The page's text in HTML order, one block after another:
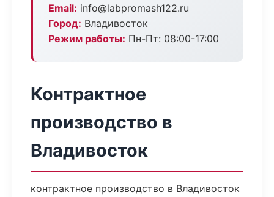
Email: info@labpromash122.ru
Город: Владивосток
Режим работы: Пн-Пт: 08:00-17:00
Контрактное
производство в
Владивосток
контрактное производство в Владивосток